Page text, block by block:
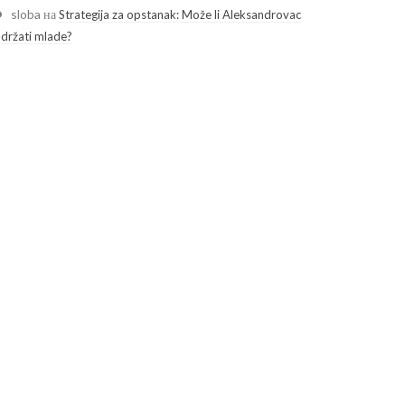
sloba наStrategija za opstanak: Može li Aleksandrovac
mlade?